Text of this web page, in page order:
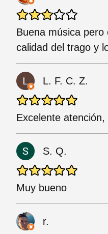
Buena música
calidad del trago y
L. F. C. Z.
Excelente
S. Q.
Muy bueno
r.